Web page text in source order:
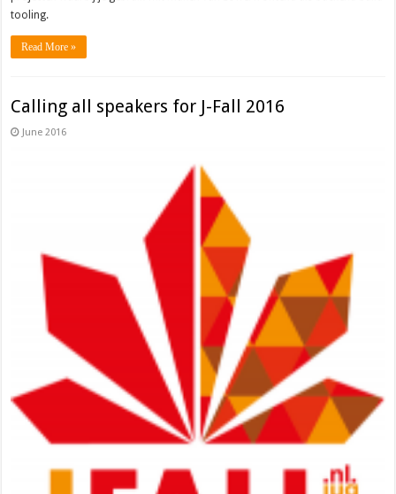
tooling.
Read More »
Calling all speakers for J-Fall 2016
June 2016